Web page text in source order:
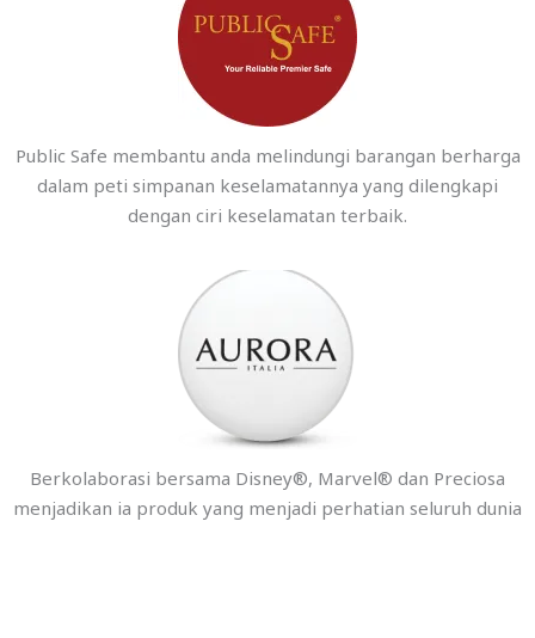
Public Safe membantu anda melindungi barangan berharga
dalam peti simpanan keselamatannya yang dilengkapi
dengan ciri keselamatan terbaik.
Berkolaborasi bersama Disney®️, Marvel®️ dan Preciosa
menjadikan ia produk yang menjadi perhatian seluruh dunia